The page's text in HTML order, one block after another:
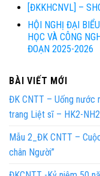
[ĐKKHCNVL] –
HỘI NGHỊ ĐẠI
HỌC VÀ CÔNG
ĐOẠN 2025-2026
BÀI VIẾT MỚI
ĐK CNTT – Uống nước
trang Liệt sĩ – HK2-
Mẫu 2_ĐK CNTT –
chân Người”